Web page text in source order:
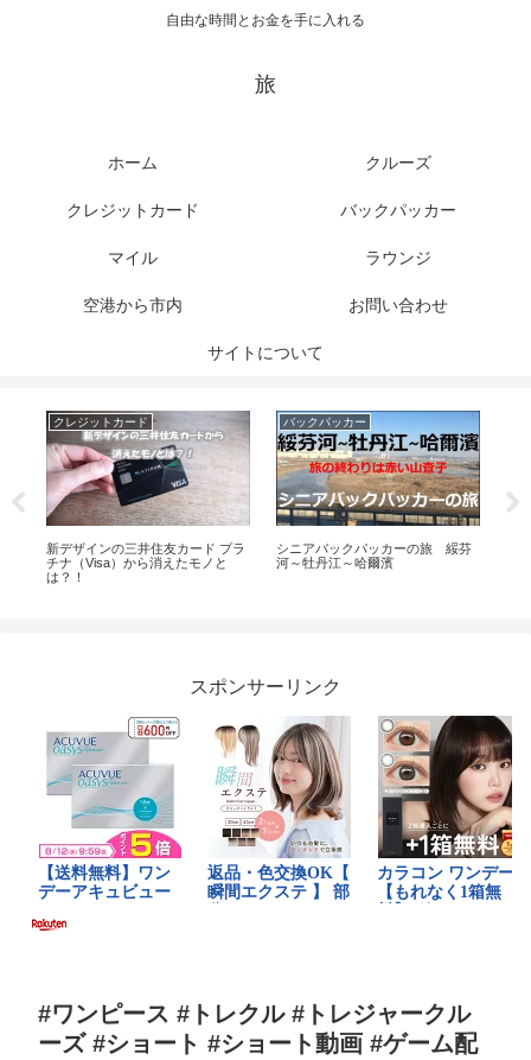
自由な時間とお金を手に入れる
旅
ホーム クルーズ
クレジットカード バックパッカー
マイル ラウンジ
空港から市内 お問い合わせ
サイトについて
クレジットカード
新デザインの三井住友カード プラ
チナ（Visa）から消えたモノと
は？！
バックパッカー
シニアバックパッカーの旅 綏芬
河～牡丹江～哈爾濱
スポンサーリンク
#ワンピース #トレクル #トレジャークル
ーズ #ショート #ショート動画 #ゲーム配